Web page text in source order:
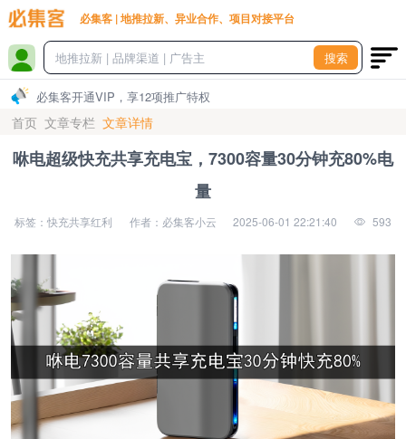
必集客 | 地推拉新、异业合作、项目对接平台
搜索
必集客开通VIP，享12项推广特权
首页 文章专栏 文章详情
咻电超级快充共享充电宝，7300容量30分钟充80%电
量
标签：快充共享红利 作者：必集客小云 2025-06-01 22:21:40 593